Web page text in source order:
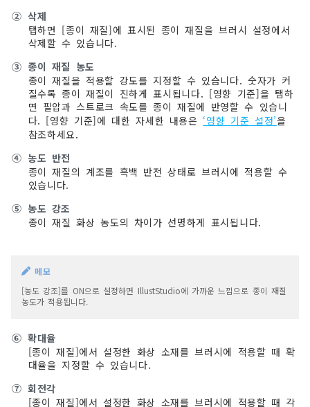
② 삭제
탭하면 [종이 재질]에 표시된 종이 재질을 브러시 설정에서
삭제할 수 있습니다.
③ 종이 재질 농도
종이 재질을 적용할 강도를 지정할 수 있습니다. 숫자가 커
질수록 종이 재질이 진하게 표시됩니다. [영향 기준]을 탭하
면 필압과 스트로크 속도를 종이 재질에 반영할 수 있습니
다. [영향 기준]에 대한 자세한 내용은 ‘영향 기준 설정’을
참조하세요.
④ 농도 반전
종이 재질의 계조를 흑백 반전 상태로 브러시에 적용할 수
있습니다.
⑤ 농도 강조
종이 재질 화상 농도의 차이가 선명하게 표시됩니다.
메모
[농도 강조]를 ON으로 설정하면 IllustStudio에 가까운 느낌으로 종이 재질
농도가 적용됩니다.
⑥ 확대율
[종이 재질]에서 설정한 화상 소재를 브러시에 적용할 때 확
대율을 지정할 수 있습니다.
⑦ 회전각
[종이 재질]에서 설정한 화상 소재를 브러시에 적용할 때 각